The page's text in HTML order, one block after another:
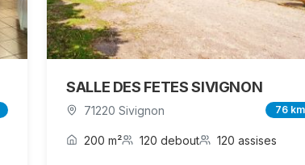
SALLE DES FETES SIVIGNON
71220 Sivignon 76 km
200 m² 120 debout 120 assises